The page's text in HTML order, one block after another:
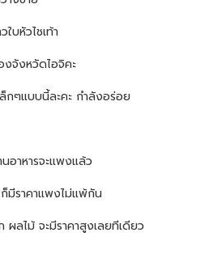
ใบหัวไชเท้า
งจังหวัดไอจิคะ
กๆแบบนี้ละคะ กำลังอร่อย
อาหารจะแพงแล้ว
มีราคาแพงไม่แพ้กัน
ผลไม้ จะมีราคาสูงเลยทีเดียว